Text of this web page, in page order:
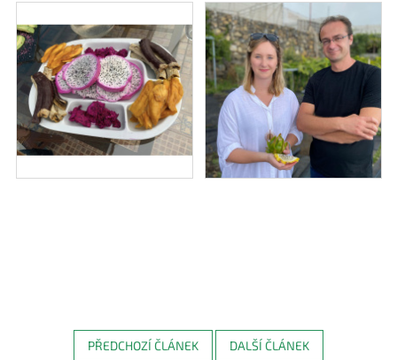
PŘEDCHOZÍ ČLÁNEK DALŠÍ ČLÁNEK